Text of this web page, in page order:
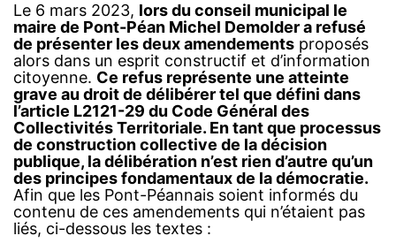
Le 6 mars 2023, lors du conseil municipal le
maire de Pont-Péan Michel Demolder a refusé
de présenter les deux amendements proposés
alors dans un esprit constructif et d’information
citoyenne. Ce refus représente une atteinte
grave au droit de délibérer tel que défini dans
l’article L2121-29 du Code Général des
Collectivités Territoriale. En tant que processus
de construction collective de la décision
publique, la délibération n’est rien d’autre qu’un
des principes fondamentaux de la démocratie.
Afin que les Pont-Péannais soient informés du
contenu de ces amendements qui n’étaient pas
liés, ci-dessous les textes :